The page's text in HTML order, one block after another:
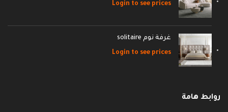
Login to see prices
غرفة نوم solitaire
Login to see prices
روابط هامة